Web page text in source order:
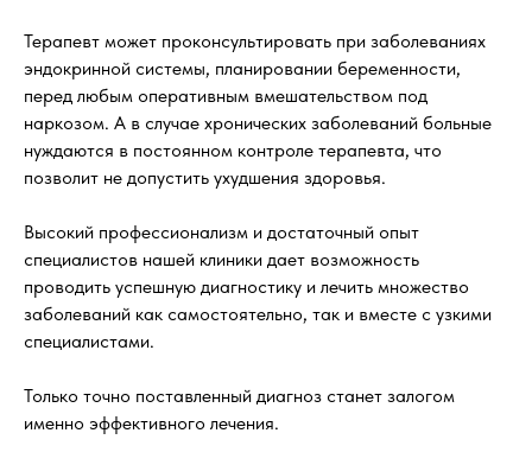
Терапевт может проконсультировать при заболеваниях
эндокринной системы, планировании беременности,
перед любым оперативным вмешательством под
наркозом. А в случае хронических заболеваний больные
нуждаются в постоянном контроле терапевта, что
позволит не допустить ухудшения здоровья.
Высокий профессионализм и достаточный опыт
специалистов нашей клиники дает возможность
проводить успешную диагностику и лечить множество
заболеваний как самостоятельно, так и вместе с узкими
специалистами.
Только точно поставленный диагноз станет залогом
именно эффективного лечения.